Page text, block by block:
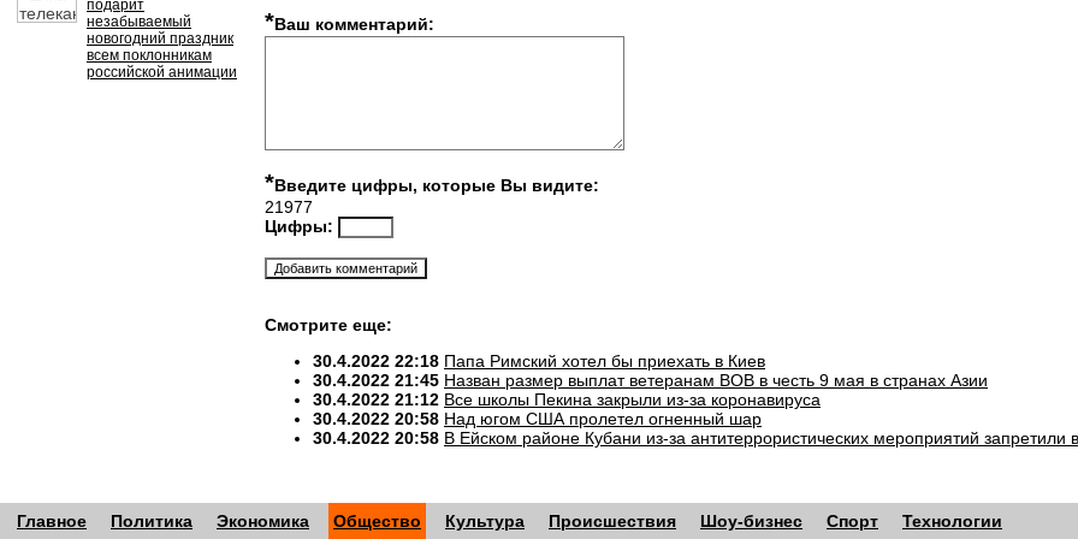
подарит
незабываемый
новогодний праздник
всем поклонникам
российской анимации
*Ваш комментарий:
*Введите цифры, которые Вы видите:
21977
Цифры:
Смотрите еще:
30.4.2022 22:18 Папа Римский хотел бы приехать в Киев
30.4.2022 21:45 Назван размер выплат ветеранам ВОВ в честь 9 мая в странах Азии
30.4.2022 21:12 Все школы Пекина закрыли из-за коронавируса
30.4.2022 20:58 Над югом США пролетел огненный шар
30.4.2022 20:58 В Ейском районе Кубани из-за антитеррористических мероприятий запретили
Главное Политика Экономика Общество Культура Происшествия Шоу-бизнес Спорт Технологии